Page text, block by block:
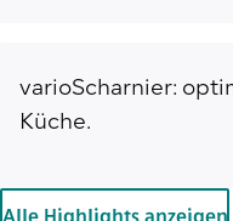
varioScharnier:
Küche.
Alle Highlights anzeigen